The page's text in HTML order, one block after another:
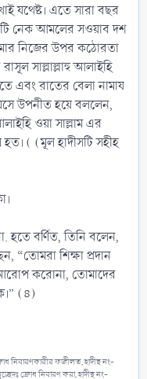
যথেষ্ট। এতে সারা বছর
নেক আমলের সওয়াব দশ
নিজের উপর কঠোরতা
সাল্লাল্লাহু আলাইহি
এবং রাতের বেলা নামায
উপনীত হয়ে বললেন,
ওয়া সাল্লাম এর
( (মূল হাদীসটি সহীহ
হতে বর্ণিত, তিনি বলেন,
“তোমরা শিক্ষা প্রদান
করোনা, তোমাদের
(৪)
নিবারণকারীর ফজীলত, হাদীছ নং-
ক্রোধ নিবারণ করা, হাদীছ নং-